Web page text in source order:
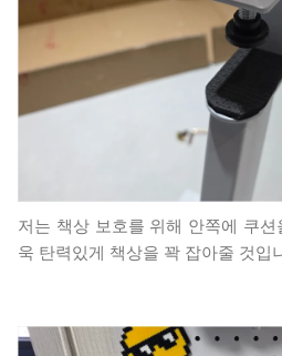
저는 책상 보호를 위해 안쪽에 쿠
욱 탄력있게 책상을 꽉 잡아줄 것입